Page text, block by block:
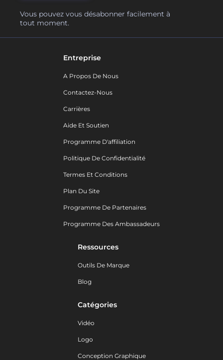
Vous pouvez vous désabonner facilement à
tout moment.
Entreprise
A Propos De Nous
Contactez-Nous
Carrières
Aide Et Soutien
Programme D'affiliation
Politique De Confidentialité
Termes Et Conditions
Plan Du Site
Programme De Partenaires
Programme Des Ambassadeurs
Ressources
Outils De Marque
Blog
Catégories
Vidéo
Logo
Conception Graphique